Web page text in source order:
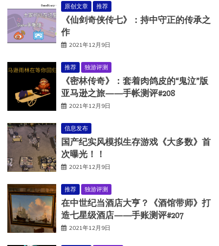
原创文章 推荐
《仙剑奇侠传七》：持中守正的传承之
作
2021年12月9日
推荐 独游评测
《密林传奇》：套着肉鸽皮的“鬼泣”版
亚马逊之旅——手帐测评#208
2021年12月9日
信息发布
国产纪实风模拟生存游戏《大多数》首
次曝光！！
2021年12月9日
推荐 独游评测
在中世纪当酒店大亨？《酒馆带师》打
造七星级酒店——手账测评#207
2021年12月9日